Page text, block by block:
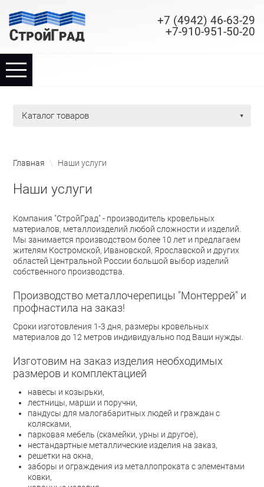
+7 (4942) 46-63-29
+7-910-951-50-20
TPL_PROTOSTAR_TOGGLE_MENU
Наши услуги
Производство
Новости
Контакты
каталог товаров
Главная \ Наши услуги
Наши услуги
Компания "СтройГрад" - производитель кровельных
материалов, металлоизделий любой сложности и изделий.
Мы занимается производством более 10 лет и предлагаем
жителям Костромской, Ивановской, Ярославской и других
областей Центральной России большой выбор изделий
собственного производства.
Производство металлочерепицы "Монтеррей" и
профнастила на заказ!
Сроки изготовления 1-3 дня, размеры кровельных
материалов до 12 метров индивидуально под Ваши нужды.
Изготовим на заказ изделия необходимых
размеров и комплектацией
навесы и козырьки,
лестницы, марши и поручни,
пандусы для малогабаритных людей и граждан с
колясками,
парковая мебель (скамейки, урны и другое),
нестандартные металлические изделия на заказ,
решетки на окна,
заборы и ограждения из металлопроката с элементами
ковки,